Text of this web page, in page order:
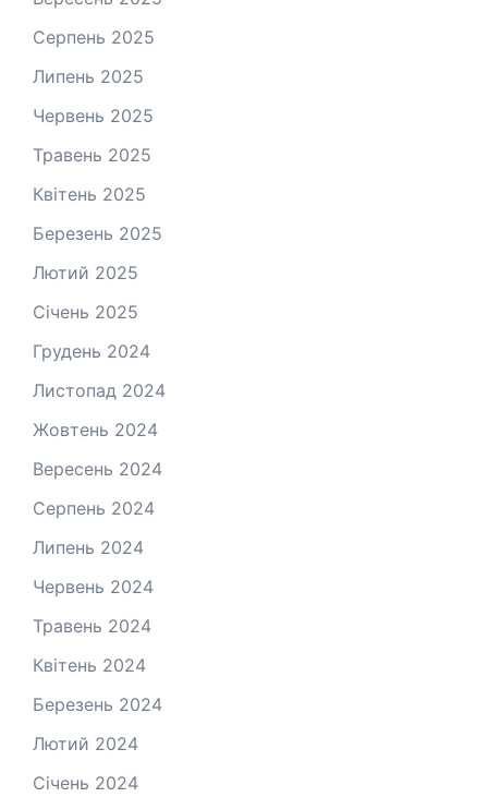
Серпень 2025
Липень 2025
Червень 2025
Травень 2025
Квітень 2025
Березень 2025
Лютий 2025
Січень 2025
Грудень 2024
Листопад 2024
Жовтень 2024
Вересень 2024
Серпень 2024
Липень 2024
Червень 2024
Травень 2024
Квітень 2024
Березень 2024
Лютий 2024
Січень 2024